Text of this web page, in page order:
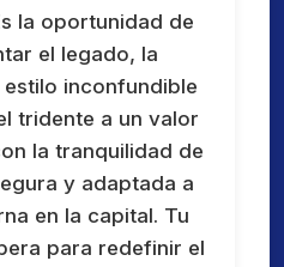
la oportunidad de
el legado, la
inconfundible
tridente a un valor
la tranquilidad de
y adaptada a
en la capital. Tu
para redefinir el